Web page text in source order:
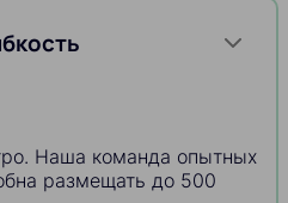
Наша команда опытных
размещать до 500